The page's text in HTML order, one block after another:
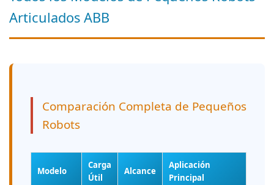
Articulados ABB
Comparación Completa de Pequeños
Robots
Modelo
Carga
Útil
Alcance
Aplicación
Principal